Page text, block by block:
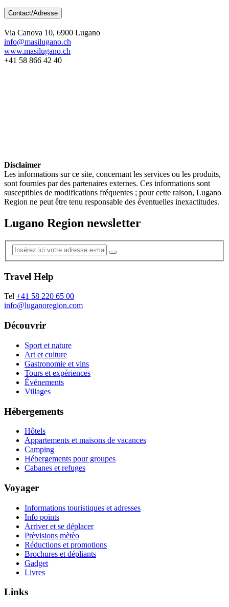
Contact/Adresse
Via Canova 10, 6900 Lugano
info@masilugano.ch
www.masilugano.ch
+41 58 866 42 40
Disclaimer
Les informations sur ce site, concernant les services ou les produits,
sont fournies par des partenaires externes. Ces informations sont
susceptibles de modifications fréquentes ; pour cette raison, Lugano
Region ne peut être tenu responsable des éventuelles inexactitudes.
Lugano Region newsletter
Travel Help
Tel +41 58 220 65 00
info@luganoregion.com
Découvrir
Sport et nature
Art et culture
Gastronomie et vins
Tours et expériences
Événements
Villages
Hébergements
Hôtels
Appartements et maisons de vacances
Camping
Hébergements pour groupes
Cabanes et refuges
Voyager
Informations touristiques et adresses
Info points
Arriver et se déplacer
Prèvisions mètèo
Réductions et promotions
Brochures et dépliants
Gadget
Livres
Links